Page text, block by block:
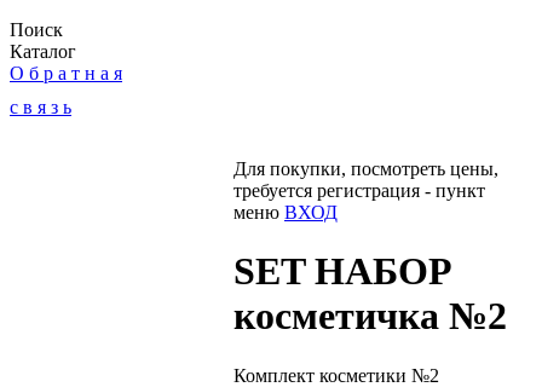
Поиск
Каталог
О б р а т н а я
с в я з ь
Для покупки, посмотреть цены,
требуется регистрация - пункт
меню ВХОД
SET НАБОР
косметичка №2
Комплект косметики №2